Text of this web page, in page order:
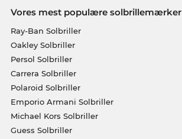
Vores mest populære solbrillemærker
Ray-Ban Solbriller
Oakley Solbriller
Persol Solbriller
Carrera Solbriller
Polaroid Solbriller
Emporio Armani Solbriller
Michael Kors Solbriller
Guess Solbriller